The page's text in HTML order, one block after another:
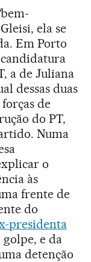
ela se
Em Porto
a de Juliana
dessas duas
forças de
do PT,
Numa
o
às
frente de
do
presidenta
e da
detenção